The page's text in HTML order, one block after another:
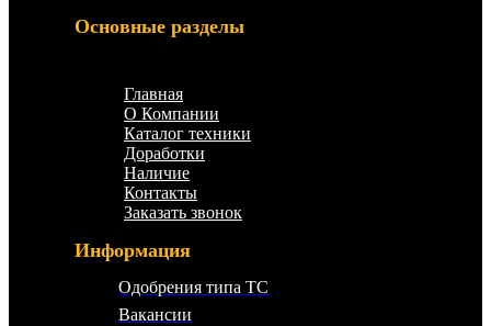
Основные разделы
Главная
О Компании
Каталог техники
Доработки
Наличие
Контакты
Заказать звонок
Информация
Одобрения типа ТС
Вакансии